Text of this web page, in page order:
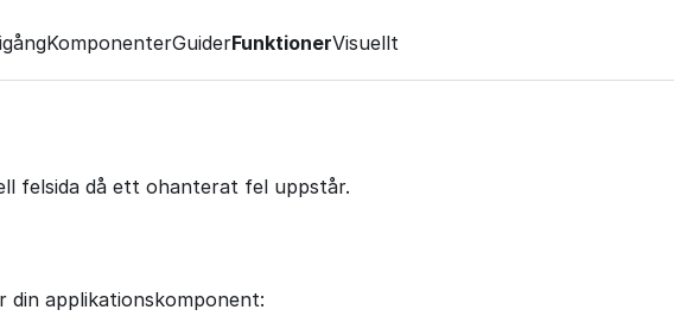
KomponenterGuiderFunktionerVisuellt
felsida då ett ohanterat fel uppstår.
din applikationskomponent: